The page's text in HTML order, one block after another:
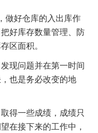
做好仓库的入出库作
好库存数量管理、防
区面积。
现问题并在第一时间
也是务必改变的地
得一些成绩，成绩只
在接下来的工作中，